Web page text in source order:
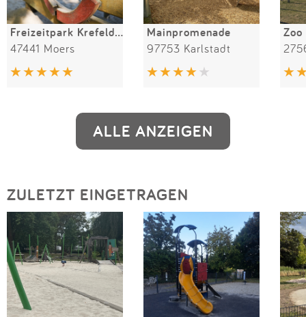
Freizeitpark Krefelder Straße
47441 Moers
Mainpromenade
97753 Karlstadt
ALLE ANZEIGEN
ZULETZT EINGETRAGEN